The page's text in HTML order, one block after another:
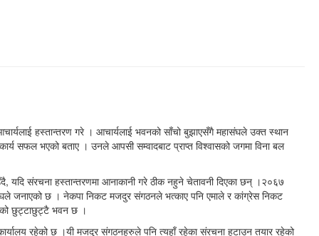
हस्तान्तरण गरे । आचार्यलाई भवनको साँचो बुझाएसँगै महासंघले उक्त स्थान
सफल भएको बताए । उनले आपसी सम्वादबाट प्राप्त विश्वासको जगमा विना बल
संरचना हस्तान्तरणमा आनाकानी गरे ठीक नहुने चेतावनी दिएका छन् ।२०६७
जनाएको छ । नेकपा निकट मजदुर संगठनले भत्काए पनि एमाले र कांग्रेस निकट
छुट्टाछुट्टै भवन छ ।
रहेको छ ।यी मजदुर संगठनहरुले पनि त्यहाँ रहेका संरचना हटाउन तयार रहेको